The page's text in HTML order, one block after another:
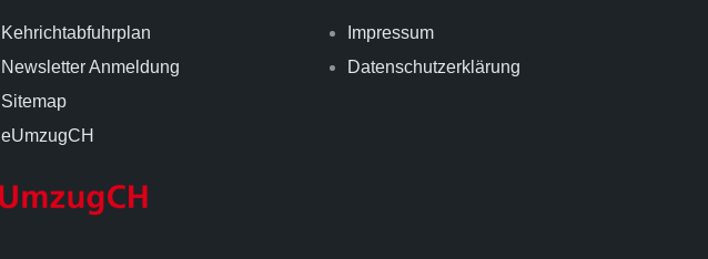
Kehrichtabfuhrplan
Newsletter Anmeldung
Sitemap
eUmzugCH
Impressum
Datenschutzerklärung